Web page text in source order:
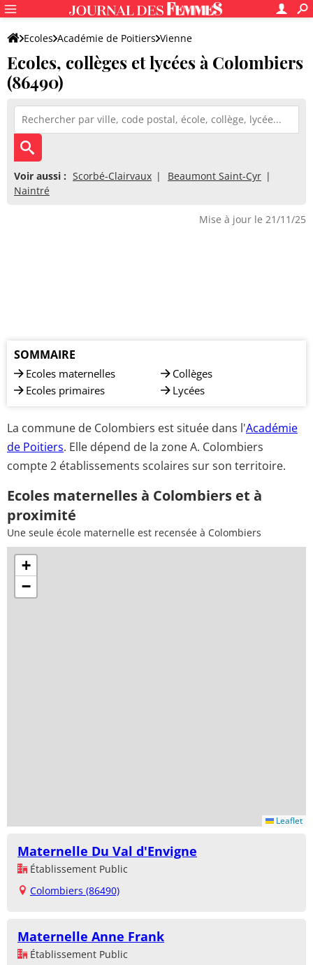
Ecoles Académie de Poitiers Vienne
Ecoles, collèges et lycées à Colombiers
(86490)
Voir aussi : Scorbé-Clairvaux
Beaumont Saint-Cyr
Naintré
Mise à jour le 21/11/25
SOMMAIRE
Ecoles maternelles
Ecoles primaires
Collèges
Lycées
La commune de Colombiers est située dans l'Académie
de Poitiers. Elle dépend de la zone A. Colombiers
compte 2 établissements scolaires sur son territoire.
Ecoles maternelles à Colombiers et à
proximité
Une seule école maternelle est recensée à Colombiers
+
−
Leaflet
Maternelle Du Val d'Envigne
Établissement Public
Colombiers (86490)
Maternelle Anne Frank
Établissement Public